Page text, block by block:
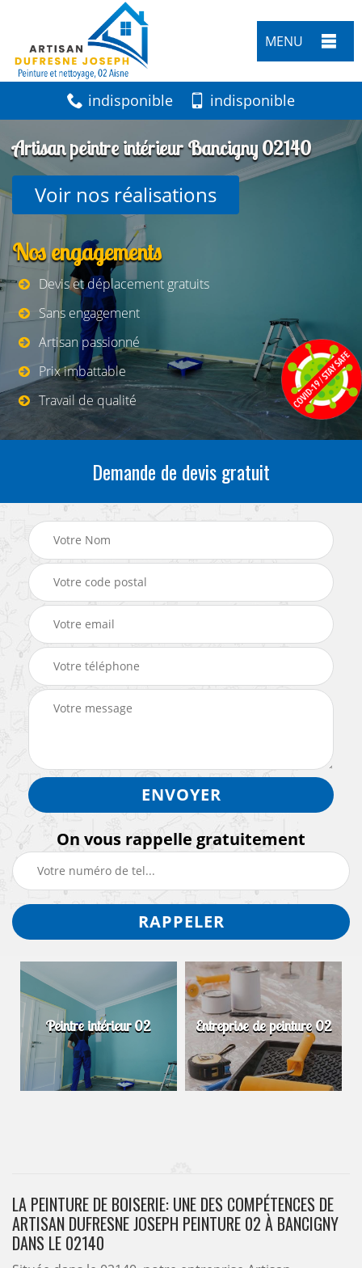
MENU
indisponible indisponible
Artisan peintre intérieur Bancigny 02140
Voir nos réalisations
Nos engagements
Devis et déplacement gratuits
Sans engagement
Artisan passionné
Prix imbattable
Travail de qualité
Demande de devis gratuit
On vous rappelle gratuitement
Peintre intérieur 02 Entreprise de peinture 02
LA PEINTURE DE BOISERIE: UNE DES COMPÉTENCES DE
ARTISAN DUFRESNE JOSEPH PEINTURE 02 À BANCIGNY
DANS LE 02140